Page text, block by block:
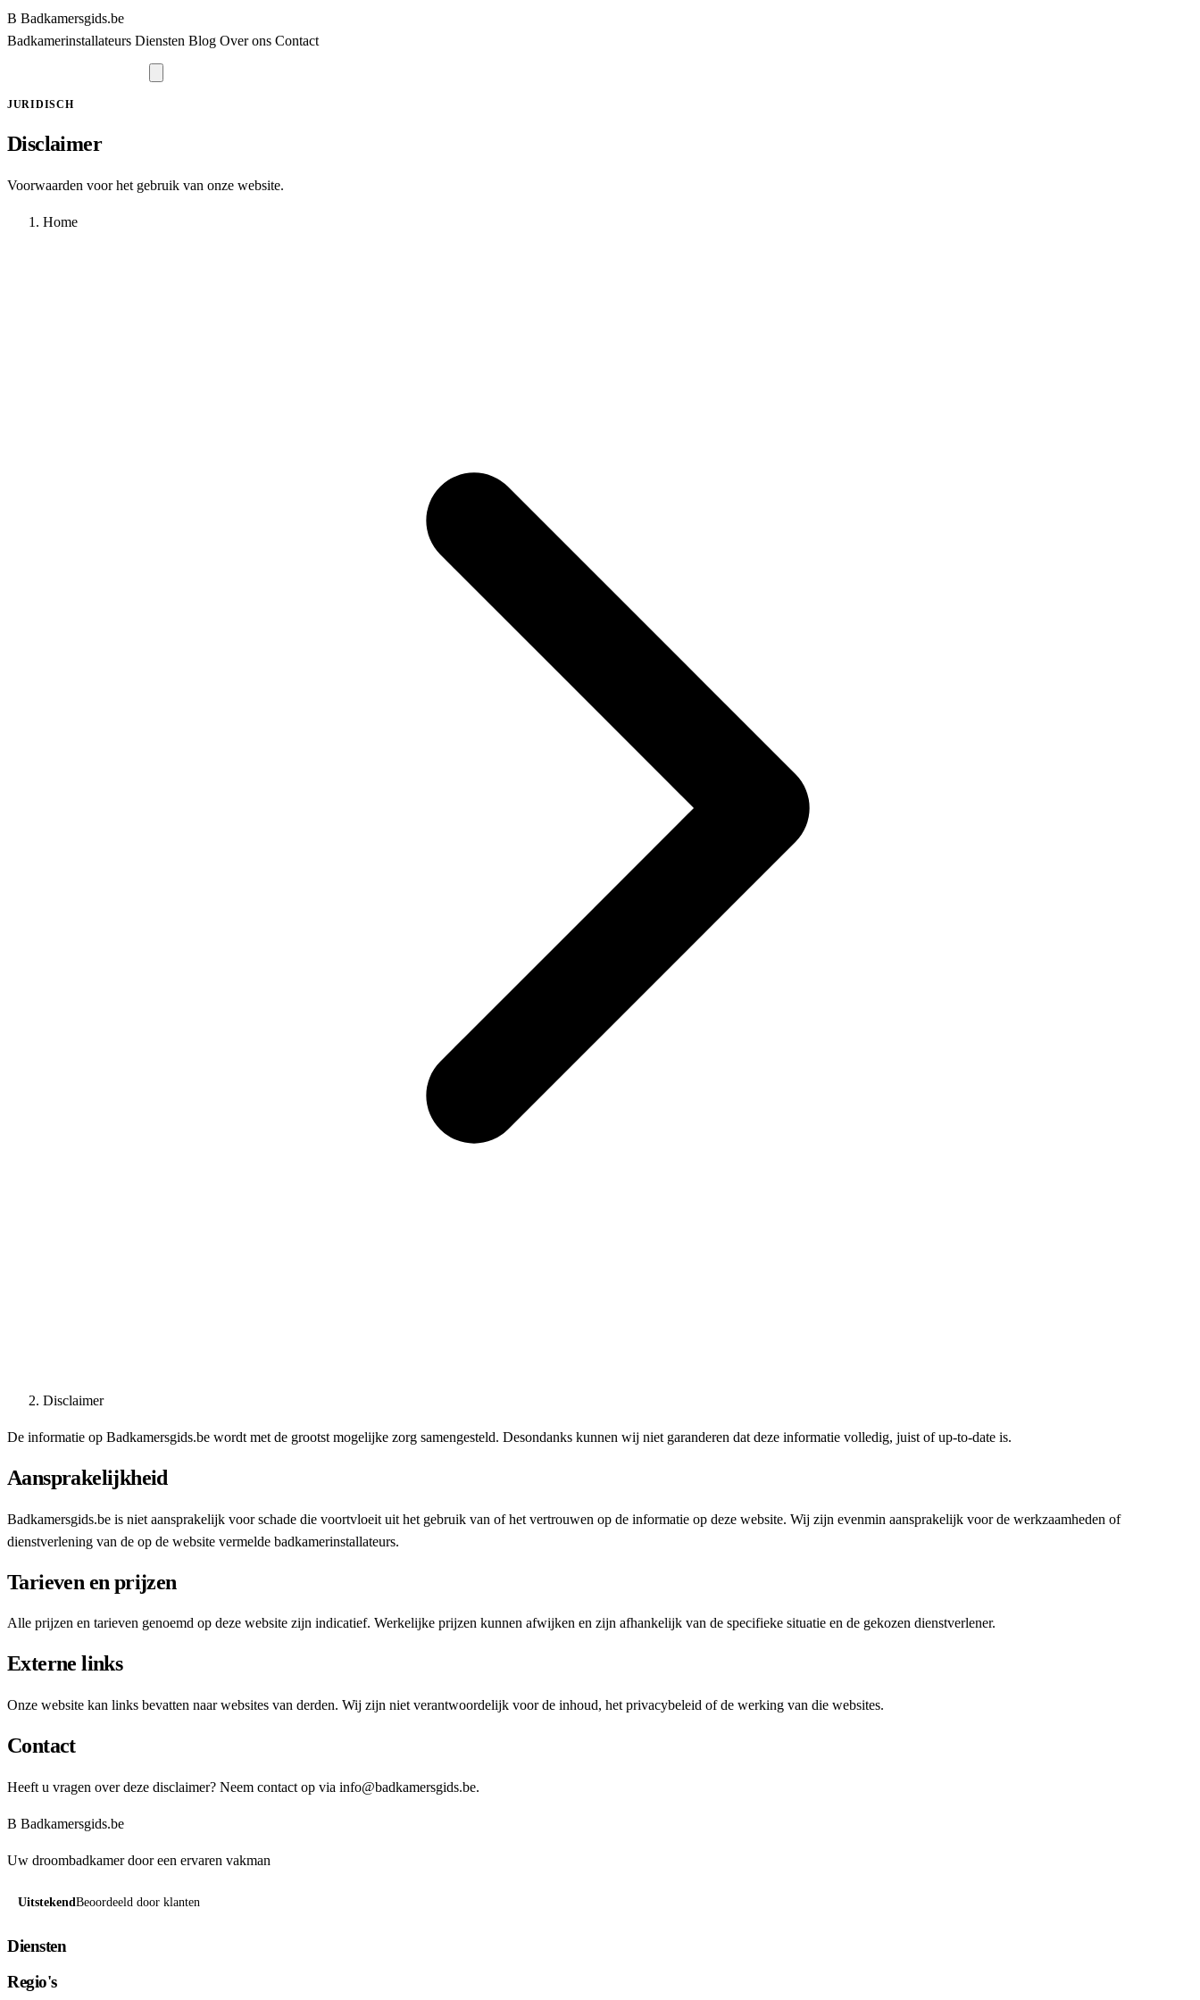
B Badkamersgids.be
Badkamerinstallateurs Diensten Blog Over ons Contact
JURIDISCH
Disclaimer
Voorwaarden voor het gebruik van onze website.
Home
Disclaimer
De informatie op Badkamersgids.be wordt met de grootst mogelijke zorg samengesteld. Desondanks kunnen wij niet garanderen dat deze informatie volledig, juist of up-to-date is.
Aansprakelijkheid
Badkamersgids.be is niet aansprakelijk voor schade die voortvloeit uit het gebruik van of het vertrouwen op de informatie op deze website. Wij zijn evenmin aansprakelijk voor de werkzaamheden of
dienstverlening van de op de website vermelde badkamerinstallateurs.
Tarieven en prijzen
Alle prijzen en tarieven genoemd op deze website zijn indicatief. Werkelijke prijzen kunnen afwijken en zijn afhankelijk van de specifieke situatie en de gekozen dienstverlener.
Externe links
Onze website kan links bevatten naar websites van derden. Wij zijn niet verantwoordelijk voor de inhoud, het privacybeleid of de werking van die websites.
Contact
Heeft u vragen over deze disclaimer? Neem contact op via info@badkamersgids.be.
B Badkamersgids.be
Uw droombadkamer door een ervaren vakman
UitstekendBeoordeeld door klanten
Diensten
Regio's